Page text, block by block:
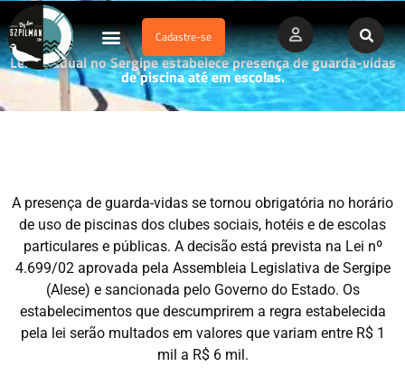
Cadastre-se
Lei Estadual no Sergipe estabelece presença de guarda-vidas
de piscina até em escolas.
A presença de guarda-vidas se tornou obrigatória no horário
de uso de piscinas dos clubes sociais, hotéis e de escolas
particulares e públicas. A decisão está prevista na Lei nº
4.699/02 aprovada pela Assembleia Legislativa de Sergipe
(Alese) e sancionada pelo Governo do Estado. Os
estabelecimentos que descumprirem a regra estabelecida
pela lei serão multados em valores que variam entre R$ 1
mil a R$ 6 mil.